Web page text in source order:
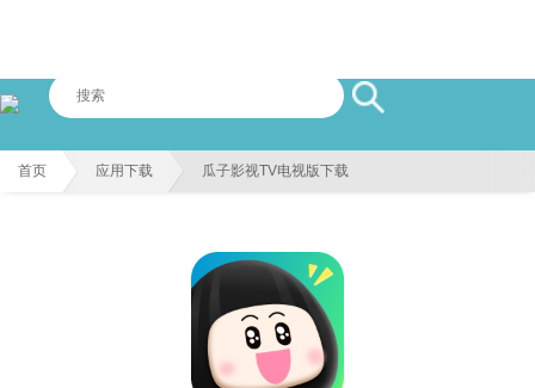
首页 应用下载 瓜子影视TV电视版下载